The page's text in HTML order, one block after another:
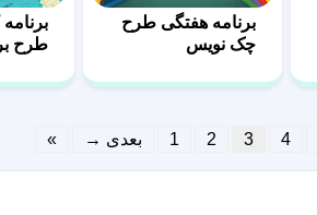
برنامه هفتگی طرح
چک نویس
طرح
1 2 3 4 بعدی → »